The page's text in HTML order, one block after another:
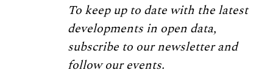
To keep up to date with the latest
developments in open data,
subscribe to our newsletter and
follow our events.